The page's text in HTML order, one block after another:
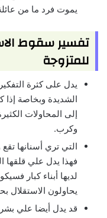
يموت فرد ما من
تفسير سقوط
للمتزوجة
يدل على كثرة
الشديدة وبخاصة إذا
إلى المحاولات
وكرب.
التي تري أسنانها
فهذا يدل علي قلقها
لديها أبناء كبار
يحاولون الاستقلال
قد يدل أيضا علي